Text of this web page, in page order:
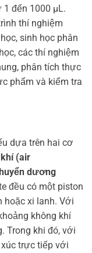
đến 1000 µL.
thí nghiệm
sinh học phân
các thí nghiệm
phân tích thực
phẩm và kiểm tra
dựa trên hai cơ
(air
dương
đều có một piston
hoặc xi lanh. Với
không khí
Trong khi đó, với
trực tiếp với